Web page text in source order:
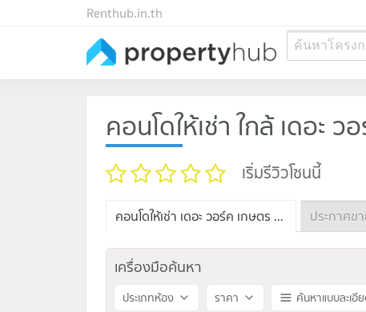
Renthub.in.th
ค้นหาโครง
คอนโดให้เช่า ใกล้ เดอะ
เริ่มรีวิวโซนนี้
คอนโดให้เช่า เดอะ วอร์ค เกษตร - นวมินทร์
เครื่องมือค้นหา
ประเภทห้อง ราคา ค้นหาแบบละเอี